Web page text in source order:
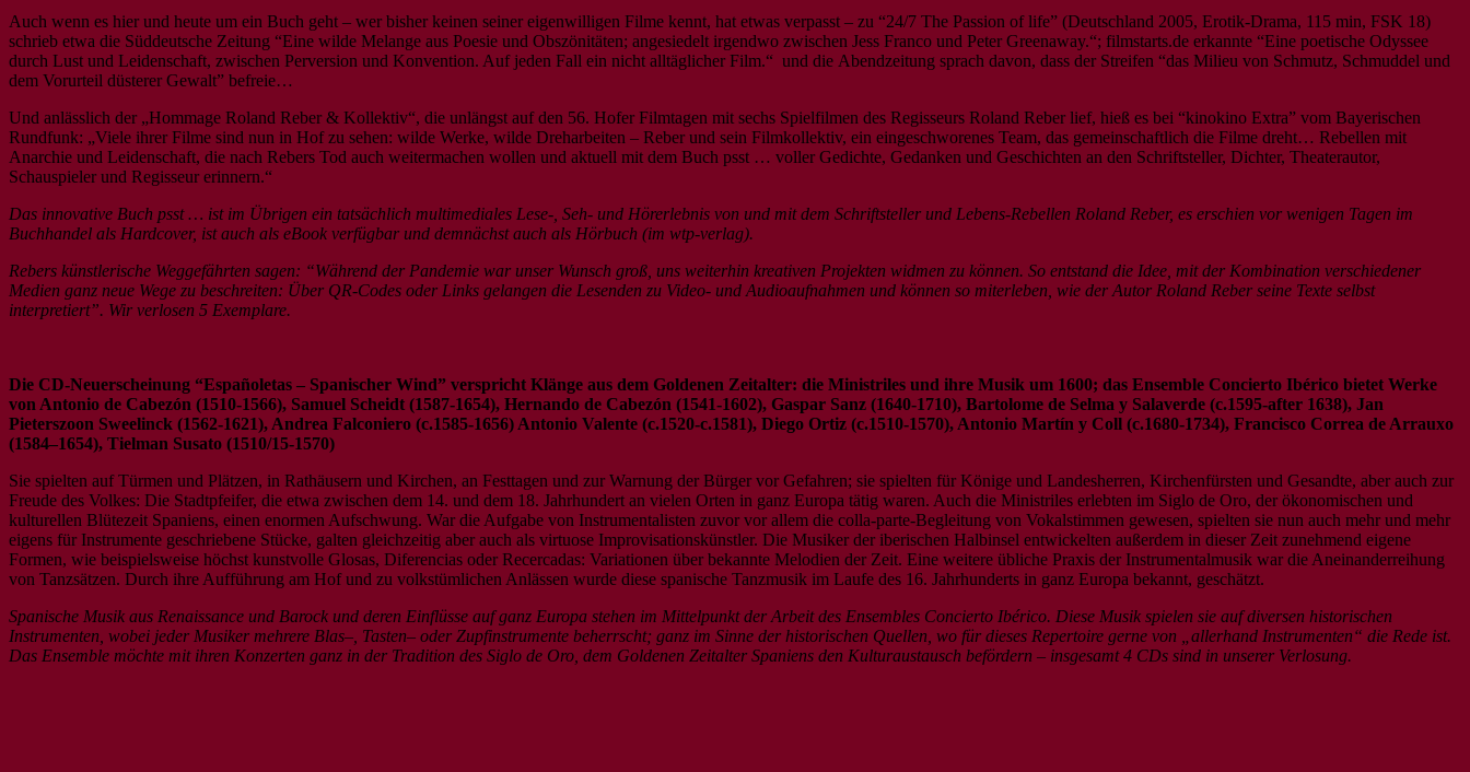
Auch wenn es hier und heute um ein Buch geht – wer bisher keinen seiner eigenwilligen Filme kennt, hat etwas verpasst – zu “24/7 The Passion of life” (Deutschland 2005, Erotik-Drama, 115 min, FSK 18)
schrieb etwa die Süddeutsche Zeitung “Eine wilde Melange aus Poesie und Obszönitäten; angesiedelt irgendwo zwischen Jess Franco und Peter Greenaway.“; filmstarts.de erkannte “Eine poetische Odyssee
durch Lust und Leidenschaft, zwischen Perversion und Konvention. Auf jeden Fall ein nicht alltäglicher Film.“ und die Abendzeitung sprach davon, dass der Streifen “das Milieu von Schmutz, Schmuddel und
dem Vorurteil düsterer Gewalt” befreie…
Und anlässlich der „Hommage Roland Reber & Kollektiv“, die unlängst auf den 56. Hofer Filmtagen mit sechs Spielfilmen des Regisseurs Roland Reber lief, hieß es bei “kinokino Extra” vom Bayerischen
Rundfunk: „Viele ihrer Filme sind nun in Hof zu sehen: wilde Werke, wilde Dreharbeiten – Reber und sein Filmkollektiv, ein eingeschworenes Team, das gemeinschaftlich die Filme dreht… Rebellen mit
Anarchie und Leidenschaft, die nach Rebers Tod auch weitermachen wollen und aktuell mit dem Buch psst … voller Gedichte, Gedanken und Geschichten an den Schriftsteller, Dichter, Theaterautor,
Schauspieler und Regisseur erinnern.“
Das innovative Buch psst … ist im Übrigen ein tatsächlich multimediales Lese-, Seh- und Hörerlebnis von und mit dem Schriftsteller und Lebens-Rebellen Roland Reber, es erschien vor wenigen Tagen im
Buchhandel als Hardcover, ist auch als eBook verfügbar und demnächst auch als Hörbuch (im wtp-verlag).
Rebers künstlerische Weggefährten sagen: “Während der Pandemie war unser Wunsch groß, uns weiterhin kreativen Projekten widmen zu können. So entstand die Idee, mit der Kombination verschiedener
Medien ganz neue Wege zu beschreiten: Über QR-Codes oder Links gelangen die Lesenden zu Video- und Audioaufnahmen und können so miterleben, wie der Autor Roland Reber seine Texte selbst
interpretiert”. Wir verlosen 5 Exemplare.
Die CD-Neuerscheinung “Españoletas – Spanischer Wind” verspricht Klänge aus dem Goldenen Zeitalter: die Ministriles und ihre Musik um 1600; das Ensemble Concierto Ibérico bietet Werke
von Antonio de Cabezón (1510-1566), Samuel Scheidt (1587-1654), Hernando de Cabezón (1541-1602), Gaspar Sanz (1640-1710), Bartolome de Selma y Salaverde (c.1595-after 1638), Jan
Pieterszoon Sweelinck (1562-1621), Andrea Falconiero (c.1585-1656) Antonio Valente (c.1520-c.1581), Diego Ortiz (c.1510-1570), Antonio Martín y Coll (c.1680-1734), Francisco Correa de Arrauxo
(1584–1654), Tielman Susato (1510/15-1570)
Sie spielten auf Türmen und Plätzen, in Rathäusern und Kirchen, an Festtagen und zur Warnung der Bürger vor Gefahren; sie spielten für Könige und Landesherren, Kirchenfürsten und Gesandte, aber auch zur
Freude des Volkes: Die Stadtpfeifer, die etwa zwischen dem 14. und dem 18. Jahrhundert an vielen Orten in ganz Europa tätig waren. Auch die Ministriles erlebten im Siglo de Oro, der ökonomischen und
kulturellen Blütezeit Spaniens, einen enormen Aufschwung. War die Aufgabe von Instrumentalisten zuvor vor allem die colla-parte-Begleitung von Vokalstimmen gewesen, spielten sie nun auch mehr und mehr
eigens für Instrumente geschriebene Stücke, galten gleichzeitig aber auch als virtuose Improvisationskünstler. Die Musiker der iberischen Halbinsel entwickelten außerdem in dieser Zeit zunehmend eigene
Formen, wie beispielsweise höchst kunstvolle Glosas, Diferencias oder Recercadas: Variationen über bekannte Melodien der Zeit. Eine weitere übliche Praxis der Instrumentalmusik war die Aneinanderreihung
von Tanzsätzen. Durch ihre Aufführung am Hof und zu volkstümlichen Anlässen wurde diese spanische Tanzmusik im Laufe des 16. Jahrhunderts in ganz Europa bekannt, geschätzt.
Spanische Musik aus Renaissance und Barock und deren Einflüsse auf ganz Europa stehen im Mittelpunkt der Arbeit des Ensembles Concierto Ibérico. Diese Musik spielen sie auf diversen historischen
Instrumenten, wobei jeder Musiker mehrere Blas–, Tasten– oder Zupfinstrumente beherrscht; ganz im Sinne der historischen Quellen, wo für dieses Repertoire gerne von „allerhand Instrumenten“ die Rede ist.
Das Ensemble möchte mit ihren Konzerten ganz in der Tradition des Siglo de Oro, dem Goldenen Zeitalter Spaniens den Kulturaustausch befördern – insgesamt 4 CDs sind in unserer Verlosung.